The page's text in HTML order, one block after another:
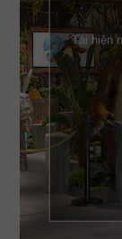
Tái hiện